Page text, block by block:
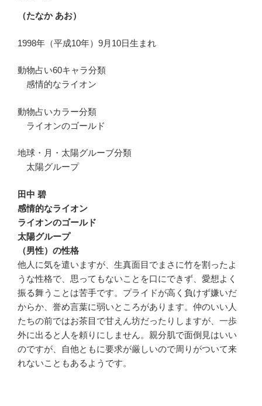
（たなか あお）
1998年（平成10年）9月10日生まれ
動物占い60キャラ分類
感情的なライオン
動物占いカラー分類
ライオンのゴールド
地球・月・太陽グルーブ分類
太陽グループ
田中 碧
感情的なライオン
ライオンのゴールド
太陽グループ
（男性）の性格
他人に気を遣いますが、生真面目でまさに竹を割ったよ
うな性格で、思ってもないことを口にできず、愛想よく
振る舞うことは苦手です。プライドが高く負けず嫌いだ
からか、誉め言葉に弱いところがあります。仲のいい人
たちの前ではお茶目で甘えん坊だったりしますが、一歩
外に出ると人を頼りにしません。親分肌で面倒見はいい
のですが、自他ともに要求が厳しいので周りがついて来
れないこともあるようです。